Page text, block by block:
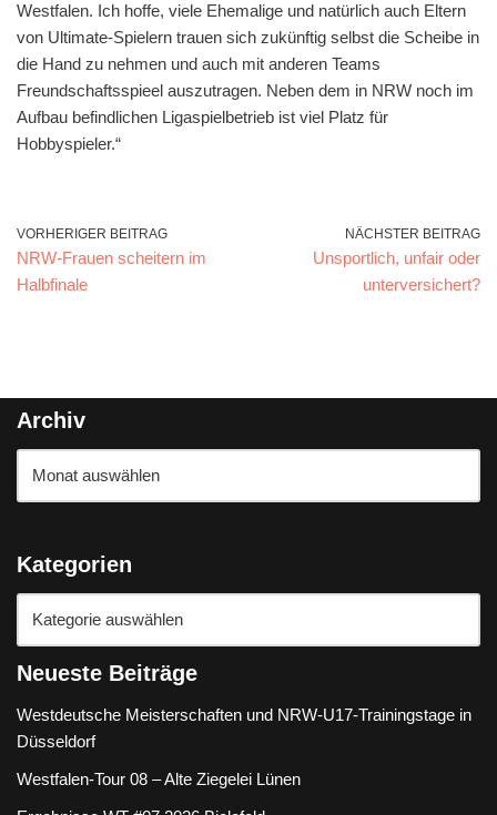
Westfalen. Ich hoffe, viele Ehemalige und natürlich auch Eltern
von Ultimate-Spielern trauen sich zukünftig selbst die Scheibe in
die Hand zu nehmen und auch mit anderen Teams
Freundschaftsspieel auszutragen. Neben dem in NRW noch im
Aufbau befindlichen Ligaspielbetrieb ist viel Platz für
Hobbyspieler.“
VORHERIGER BEITRAG
NRW-Frauen scheitern im
Halbfinale
NÄCHSTER BEITRAG
Unsportlich, unfair oder
unterversichert?
Archiv
Kategorien
Neueste Beiträge
Westdeutsche Meisterschaften und NRW-U17-Trainingstage in
Düsseldorf
Westfalen-Tour 08 – Alte Ziegelei Lünen